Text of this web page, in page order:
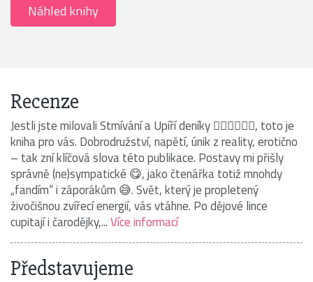
Náhled knihy
Recenze
Jestli jste milovali Stmívání a Upíří deníky 🧛🏻‍♂️🧛🏽‍♀️, toto je
kniha pro vás. Dobrodružství, napětí, únik z reality, erotično
– tak zní klíčová slova této publikace. Postavy mi přišly
správně (ne)sympatické 😋, jako čtenářka totiž mnohdy
„fandím“ i záporákům 😅. Svět, který je propletený
živočišnou zvířecí energií, vás vtáhne. Po dějové lince
cupitají i čarodějky,...Více informací
Předsta­vujeme